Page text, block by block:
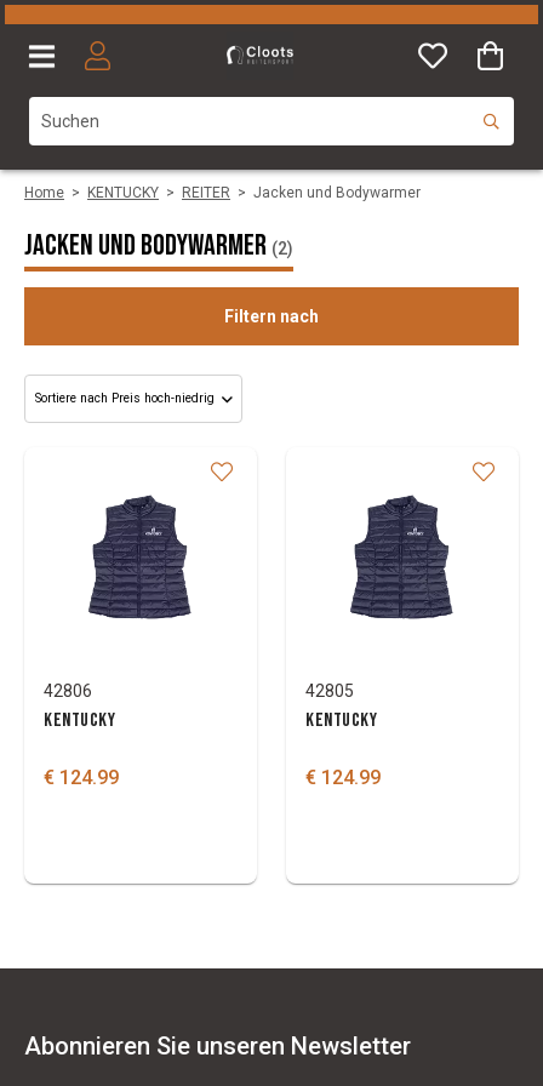
Home > KENTUCKY > REITER > Jacken und Bodywarmer
Jacken und Bodywarmer (2)
Filtern nach
Geschlecht
42806
KENTUCKY
€ 124.99
42805
KENTUCKY
€ 124.99
Abonnieren Sie unseren Newsletter